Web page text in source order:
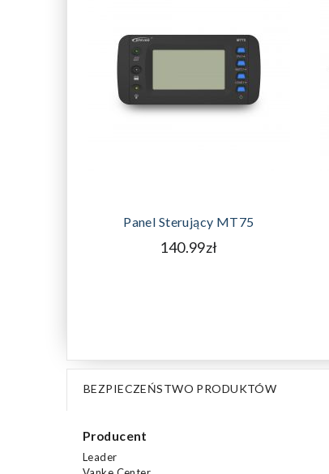
Panel Sterujący MT75
140.99zł
BEZPIECZEŃSTWO PRODUKTÓW
Producent
Leader